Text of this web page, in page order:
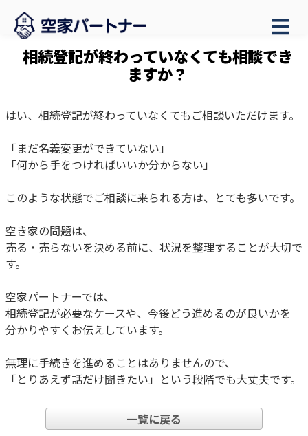
☰
相続登記が終わっていなくても相談でき
ますか？
はい、相続登記が終わっていなくてもご相談いただけます。
「まだ名義変更ができていない」
「何から手をつければいいか分からない」
このような状態でご相談に来られる方は、とても多いです。
空き家の問題は、
売る・売らないを決める前に、状況を整理することが大切で
す。
空家パートナーでは、
相続登記が必要なケースや、今後どう進めるのが良いかを
分かりやすくお伝えしています。
無理に手続きを進めることはありませんので、
「とりあえず話だけ聞きたい」という段階でも大丈夫です。
一覧に戻る